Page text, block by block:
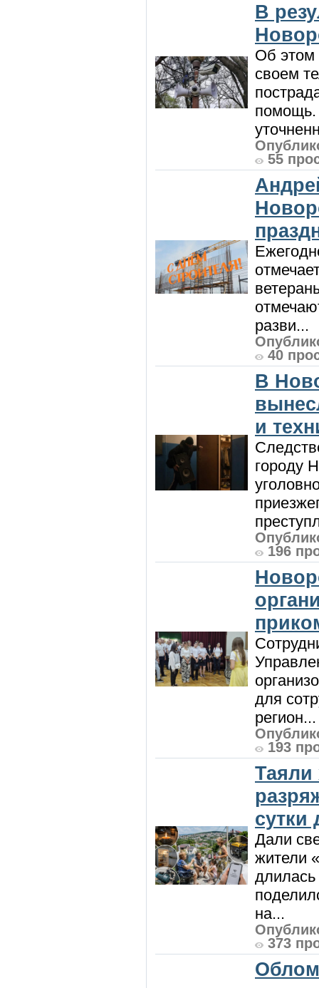
В
Об этом
своем
помощь.
55
разви...
40
В
и
городу
196
для
регион...
193
сутки
Дали
жители
длилась
на...
373